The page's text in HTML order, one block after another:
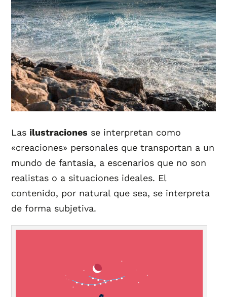
Lasilustraciones se interpretan como
«creaciones» personales que transportan a un
mundo de fantasía, a escenarios que no son
realistas o a situaciones ideales. El
contenido, por natural que sea, se interpreta
de forma subjetiva.